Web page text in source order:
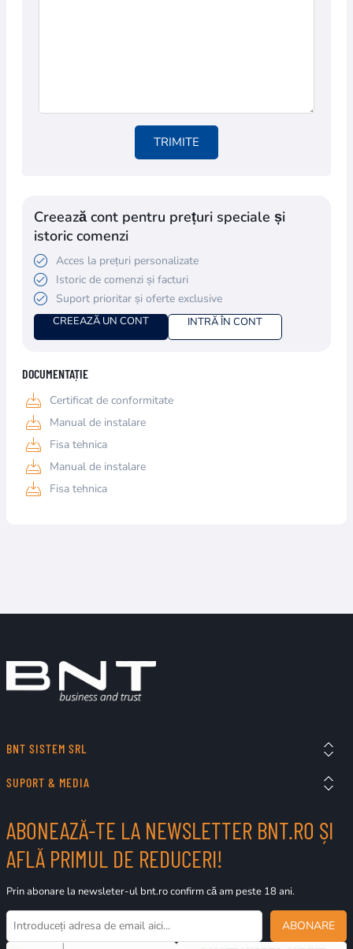
TRIMITE
Creează cont pentru prețuri speciale și
istoric comenzi
Acces la prețuri personalizate
Istoric de comenzi și facturi
Suport prioritar și oferte exclusive
CREEAZĂ UN CONT INTRĂ ÎN CONT
DOCUMENTAȚIE
Certificat de conformitate
Manual de instalare
Fisa tehnica
Manual de instalare
Fisa tehnica
BNT SISTEM SRL
SUPORT & MEDIA
ABONEAZĂ-TE LA NEWSLETTER BNT.RO ȘI
AFLĂ PRIMUL DE REDUCERI!
Prin abonare la newsleter-ul bnt.ro confirm că am peste 18 ani.
ABONARE